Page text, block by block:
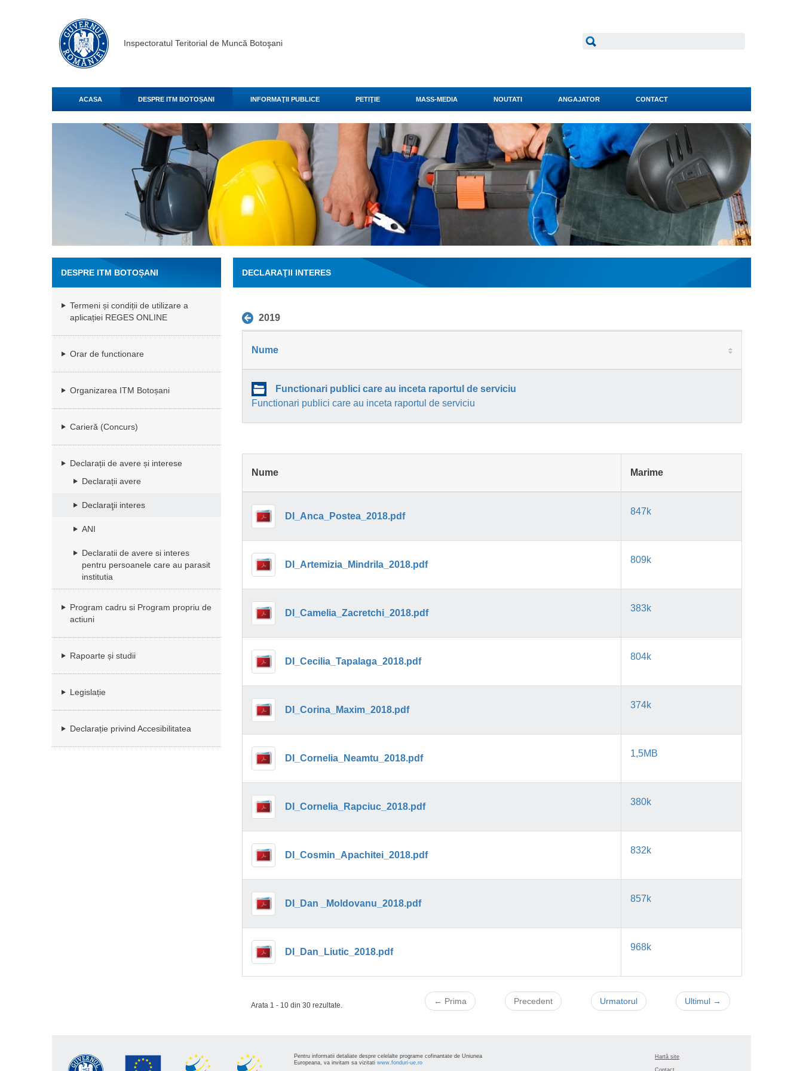
Inspectoratul Teritorial de Muncă Botoşani
ACASA DESPRE ITM BOTOȘANI INFORMAŢII PUBLICE PETIŢIE MASS-MEDIA NOUTATI ANGAJATOR CONTACT
DESPRE ITM BOTOȘANI
Termeni și condiții de utilizare a
aplicației REGES ONLINE
Orar de functionare
Organizarea ITM Botoșani
Carieră (Concurs)
Declarații de avere și interese
Declarații avere
Declaraţii interes
ANI
Declaratii de avere si interes
pentru persoanele care au parasit
institutia
Program cadru si Program propriu de
actiuni
Rapoarte și studii
Legislație
Declarație privind Accesibilitatea
DECLARAŢII INTERES
2019
Nume
Functionari publici care au inceta raportul de serviciu
Functionari publici care au inceta raportul de serviciu
Nume Marime
DI_Anca_Postea_2018.pdf 847k
DI_Artemizia_Mindrila_2018.pdf 809k
DI_Camelia_Zacretchi_2018.pdf 383k
DI_Cecilia_Tapalaga_2018.pdf 804k
DI_Corina_Maxim_2018.pdf 374k
DI_Cornelia_Neamtu_2018.pdf 1,5MB
DI_Cornelia_Rapciuc_2018.pdf 380k
DI_Cosmin_Apachitei_2018.pdf 832k
DI_Dan _Moldovanu_2018.pdf 857k
DI_Dan_Liutic_2018.pdf 968k
Arata 1 - 10 din 30 rezultate. ← Prima Precedent Urmatorul Ultimul →
Pentru informatii detaliate despre celelalte programe cofinantate de Uniunea
Europeana, va invitam sa vizitati www.fonduri-ue.ro
Hartă site